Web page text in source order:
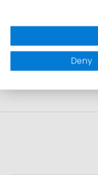
Deny